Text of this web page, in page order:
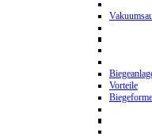
Vorteile